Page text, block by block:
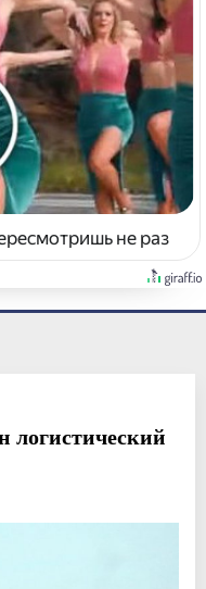
не раз
логистический